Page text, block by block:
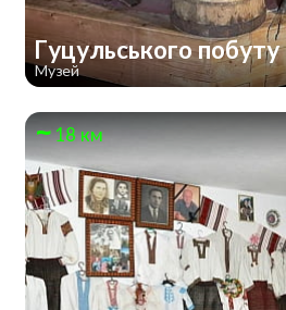
Гуцульського побуту
Музей
18 км